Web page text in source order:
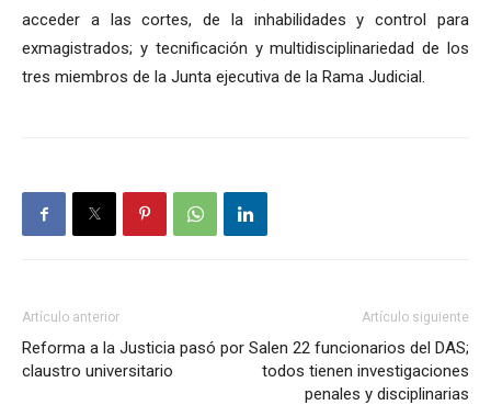
acceder a las cortes, de la inhabilidades y control para
exmagistrados; y tecnificación y multidisciplinariedad de los
tres miembros de la Junta ejecutiva de la Rama Judicial.
Artículo anterior
Reforma a la Justicia pasó por
claustro universitario
Artículo siguiente
Salen 22 funcionarios del DAS;
todos tienen investigaciones
penales y disciplinarias